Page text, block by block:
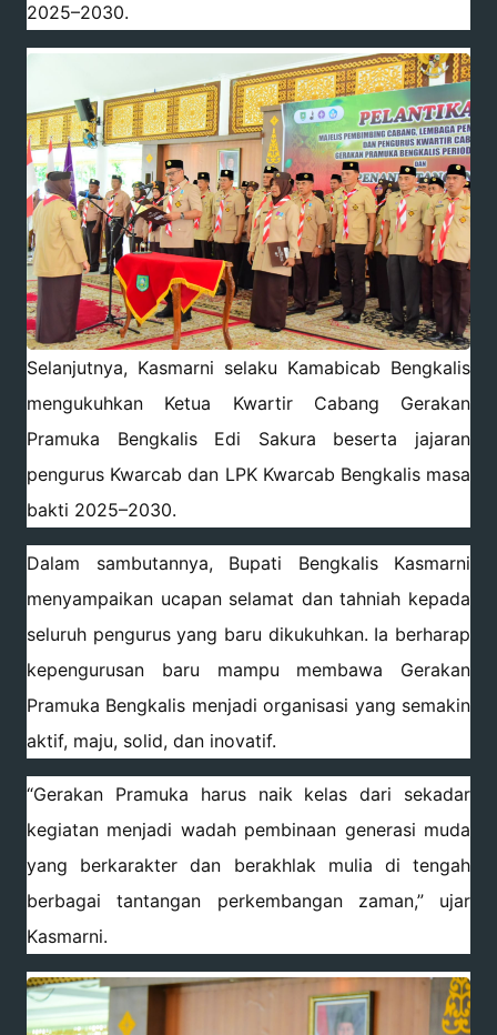
2025–2030.
Selanjutnya, Kasmarni selaku Kamabicab Bengkalis
mengukuhkan Ketua Kwartir Cabang Gerakan
Pramuka Bengkalis Edi Sakura beserta jajaran
pengurus Kwarcab dan LPK Kwarcab Bengkalis masa
bakti 2025–2030.
Dalam sambutannya, Bupati Bengkalis Kasmarni
menyampaikan ucapan selamat dan tahniah kepada
seluruh pengurus yang baru dikukuhkan. Ia berharap
kepengurusan baru mampu membawa Gerakan
Pramuka Bengkalis menjadi organisasi yang semakin
aktif, maju, solid, dan inovatif.
“Gerakan Pramuka harus naik kelas dari sekadar
kegiatan menjadi wadah pembinaan generasi muda
yang berkarakter dan berakhlak mulia di tengah
berbagai tantangan perkembangan zaman,” ujar
Kasmarni.